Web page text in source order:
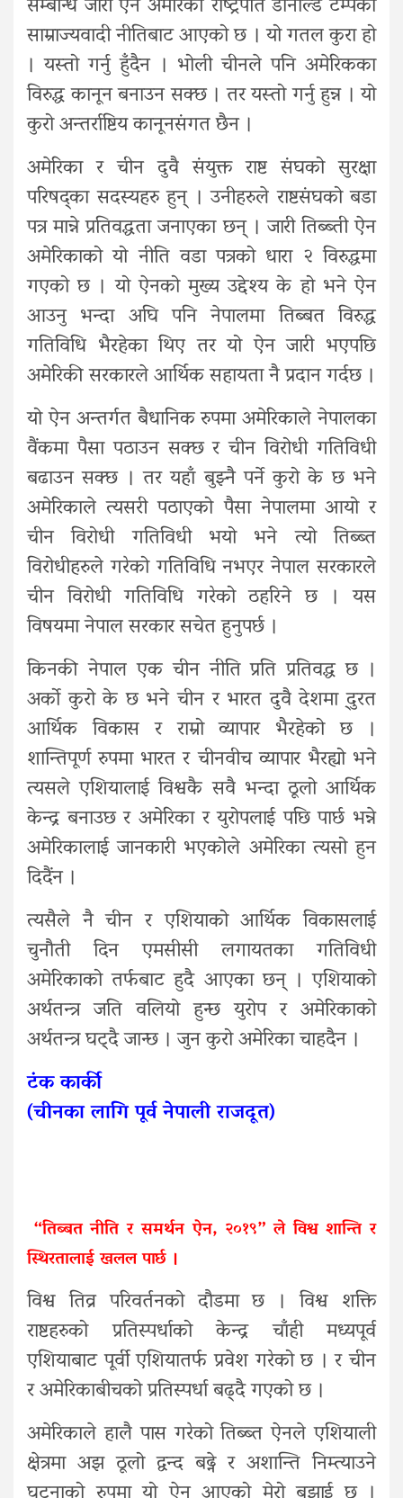
साम्राज्यवादी नीतिबाट आएको छ । यो गतल कुरा हो
। यस्तो गर्नु हुँदैन । भोली चीनले पनि अमेरिकका
विरुद्ध कानून बनाउन सक्छ । तर यस्तो गर्नु हुन्न । यो
कुरो अन्तर्राष्टिय कानूनसंगत छैन ।
अमेरिका र चीन दुवै संयुक्त राष्ट संघको सुरक्षा
परिषद्का सदस्यहरु हुन् । उनीहरुले राष्टसंघको बडा
पत्र मान्ने प्रतिवद्धता जनाएका छन् । जारी तिब्ब्ती ऐन
अमेरिकाको यो नीति वडा पत्रको धारा २ विरुद्धमा
गएको छ । यो ऐनको मुख्य उद्देश्य के हो भने ऐन
आउनु भन्दा अघि पनि नेपालमा तिब्बत विरुद्ध
गतिविधि भैरहेका थिए तर यो ऐन जारी भएपछि
अमेरिकी सरकारले आर्थिक सहायता नै प्रदान गर्दछ ।
यो ऐन अन्तर्गत बैधानिक रुपमा अमेरिकाले नेपालका
वैंकमा पैसा पठाउन सक्छ र चीन विरोधी गतिविधी
बढाउन सक्छ । तर यहाँ बुझ्नै पर्ने कुरो के छ भने
अमेरिकाले त्यसरी पठाएको पैसा नेपालमा आयो र
चीन विरोधी गतिविधी भयो भने त्यो तिब्ब्त
विरोधीहरुले गरेको गतिविधि नभएर नेपाल सरकारले
चीन विरोधी गतिविधि गरेको ठहरिने छ । यस
विषयमा नेपाल सरकार सचेत हुनुपर्छ ।
किनकी नेपाल एक चीन नीति प्रति प्रतिवद्ध छ ।
अर्को कुरो के छ भने चीन र भारत दुवै देशमा दु्रत
आर्थिक विकास र राम्रो व्यापार भैरहेको छ ।
शान्तिपूर्ण रुपमा भारत र चीनवीच व्यापार भैरह्यो भने
त्यसले एशियालाई विश्वकै सवै भन्दा ठूलो आर्थिक
केन्द्र बनाउछ र अमेरिका र युरोपलाई पछि पार्छ भन्ने
अमेरिकालाई जानकारी भएकोले अमेरिका त्यसो हुन
दिदैंन ।
त्यसैले नै चीन र एशियाको आर्थिक विकासलाई
चुनौती दिन एमसीसी लगायतका गतिविधी
अमेरिकाको तर्फबाट हुदै आएका छन् । एशियाको
अर्थतन्त्र जति वलियो हुन्छ युरोप र अमेरिकाको
अर्थतन्त्र घट्दै जान्छ । जुन कुरो अमेरिका चाहदैन ।
टंक कार्की
(चीनका लागि पूर्व नेपाली राजदूत)
“तिब्बत नीति र समर्थन ऐन, २०१९” ले विश्व शान्ति र
स्थिरतालाई खलल पार्छ ।
विश्व तिव्र परिवर्तनको दौडमा छ । विश्व शक्ति
राष्टहरुको प्रतिस्पर्धाको केन्द्र चाँही मध्यपूर्व
एशियाबाट पूर्वी एशियातर्फ प्रवेश गरेको छ । र चीन
र अमेरिकाबीचको प्रतिस्पर्धा बढ्दै गएको छ ।
अमेरिकाले हालै पास गरेको तिब्ब्त ऐनले एशियाली
क्षेत्रमा अझ ठूलो द्वन्द बढ्ने र अशान्ति निम्त्याउने